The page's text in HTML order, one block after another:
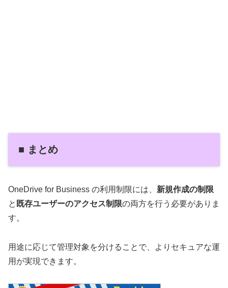
■ まとめ
OneDrive for Business の利用制限には、 新規作成の制限
と 既存ユーザーのアクセス制限の両方を行う必要がありま
す。
用途に応じて管理対象を分けることで、よりセキュアな運
用が実現できます。